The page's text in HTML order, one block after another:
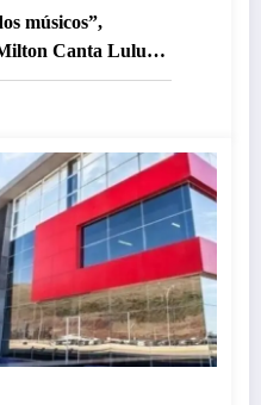
músicos”,
Canta Lulu”